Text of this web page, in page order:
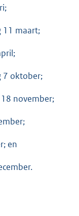
11 maart;
7 oktober;
november;
en